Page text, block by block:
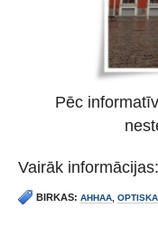
Pēc
Vairāk informācijas:
BIRKAS: AHHAA